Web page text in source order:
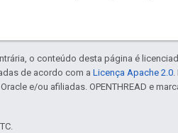
o conteúdo desta página é
de acordo com a Licença Apache 2.0.
e/ou afiliadas. OPENTHREAD e